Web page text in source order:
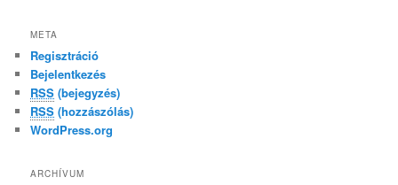
META
Regisztráció
Bejelentkezés
RSS (bejegyzés)
RSS (hozzászólás)
WordPress.org
ARCHÍVUM